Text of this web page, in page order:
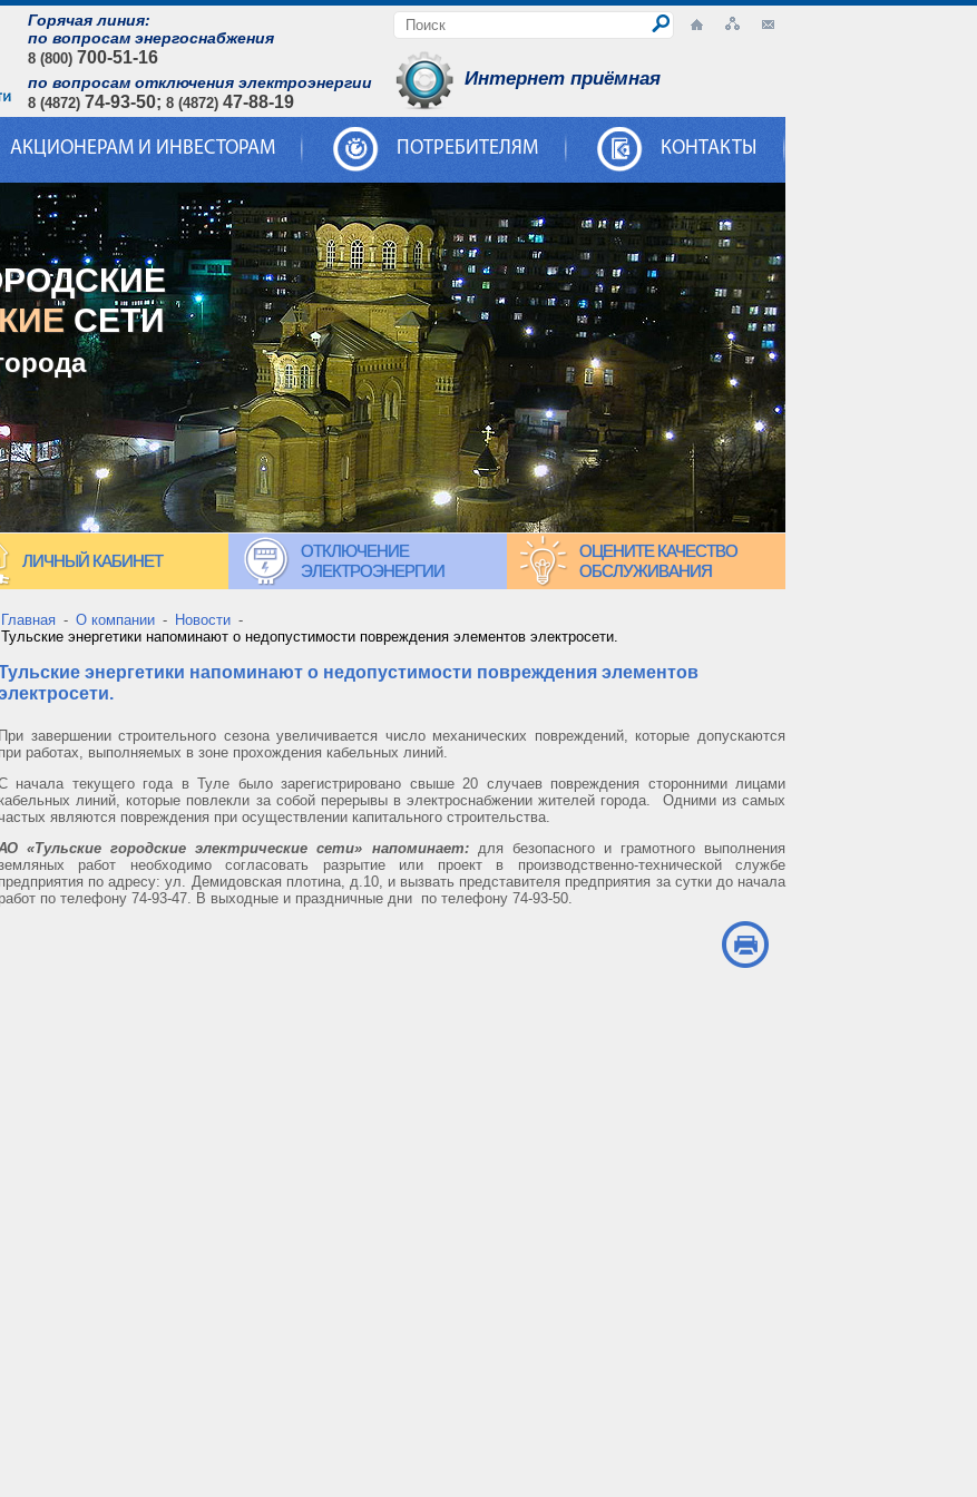
Горячая линия:
по вопросам энергоснабжения
8 (800) 700-51-16
по вопросам отключения электроэнергии
8 (4872) 74-93-50; 8 (4872) 47-88-19
Интернет приёмная
АКЦИОНЕРАМ И ИНВЕСТОРАМ ПОТРЕБИТЕЛЯМ КОНТАКТЫ
СЕТИ
ЛИЧНЫЙ КАБИНЕТ
ОТКЛЮЧЕНИЕ
ЭЛЕКТРОЭНЕРГИИ
ОЦЕНИТЕ КАЧЕСТВО
ОБСЛУЖИВАНИЯ
Главная - О компании - Новости -
Тульские энергетики напоминают о недопустимости повреждения элементов электросети.
энергетики напоминают о недопустимости повреждения элементов
При завершении строительного сезона увеличивается число механических повреждений, которые допускаются
при работах, выполняемых в зоне прохождения кабельных линий.
начала текущего года в Туле было зарегистрировано свыше 20 случаев повреждения сторонними лицами
кабельных линий, которые повлекли за собой перерывы в электроснабжении жителей города. Одними из самых
являются повреждения при осуществлении капитального строительства.
«Тульские городские электрические сети» напоминает:для безопасного и грамотного выполнения
работ необходимо согласовать разрытие или проект в производственно-технической службе
предприятия по адресу: ул. Демидовская плотина, д.10, и вызвать представителя предприятия за сутки до начала
работ по телефону 74-93-47. В выходные и праздничные дни по телефону 74-93-50.